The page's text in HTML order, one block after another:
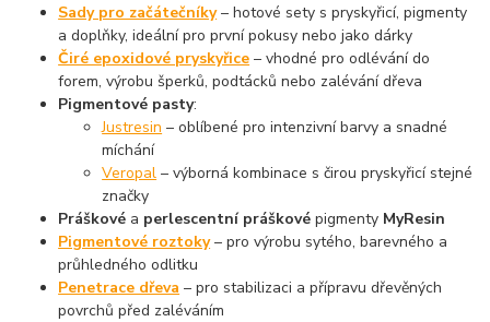
Sady pro začátečníky– hotové sety s pryskyřicí, pigmenty
a doplňky, ideální pro první pokusy nebo jako dárky
Čiré epoxidové pryskyřice – vhodné pro odlévání do
forem, výrobu šperků, podtácků nebo zalévání dřeva
Pigmentové pasty:
Justresin – oblíbené pro intenzivní barvy a snadné
míchání
Veropal – výborná kombinace s čirou pryskyřicí stejné
značky
Práškové a perlescentní práškové pigmenty MyResin
Pigmentové roztoky– pro výrobu sytého, barevného a
průhledného odlitku
Penetrace dřeva – pro stabilizaci a přípravu dřevěných
povrchů před zaléváním